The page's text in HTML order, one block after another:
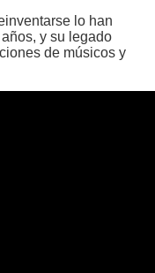
lo han
y su legado
de músicos y